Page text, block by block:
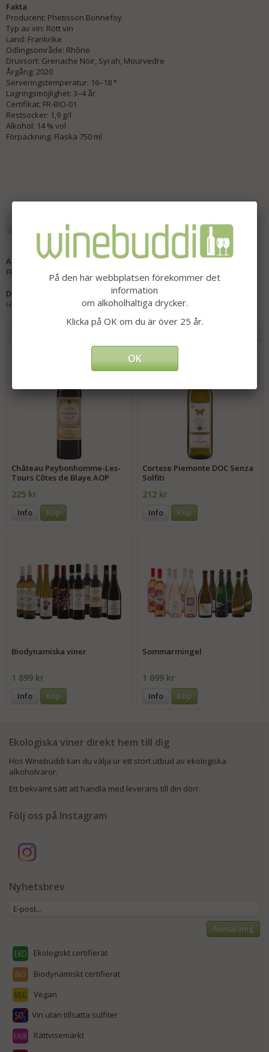
Fakta
Producent: Phetisson Bonnefoy
Typ av vin: Rött vin
Land: Frankrike
Odlingsområde: Rhône
Druvsort: Grenache Noir, Syrah, Mourvedre
Årgång: 2020
Serveringstemperatur: 16–18 °
Lagringsmöjlighet: 3–4 år
Certifikat: FR-BIO-01
Restsocker: 1,9 g/l
Alkohol: 14 % vol
Förpackning: Flaska 750 ml
Lägg i önskelista
Artikelnummer:
FR-15050
Direktlänk:
Högerklicka och kopiera adressen
Andra har även köpt
Château Peybonhomme-Les-
Tours Côtes de Blaye AOP
225 kr
Info Köp
Cortese Piemonte DOC Senza
Solfiti
212 kr
Info Köp
Biodynamiska viner
1 899 kr
Info Köp
Sommarmingel
1 699 kr
Info Köp
Ekologiska viner direkt hem till dig
Hos Winebuddi kan du välja ur ett stort utbud av ekologiska
alkoholvaror.
Ett bekvämt sätt att handla med leverans till din dörr.
Följ oss på Instagram
Nyhetsbrev
Anmäl mig
Ekologiskt certifierat
Biodynamiskt certifierat
Vegan
Vin utan tillsatta sulfiter
Rättvisemärkt
På den här webbplatsen förekommer det
information
om alkoholhaltiga drycker.
Klicka på OK om du är över 25 år.
OK